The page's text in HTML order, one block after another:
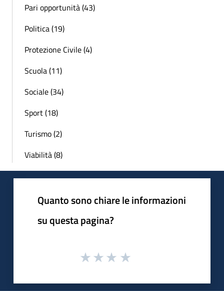
Pari opportunità (43)
Politica (19)
Protezione Civile (4)
Scuola (11)
Sociale (34)
Sport (18)
Turismo (2)
Viabilità (8)
Quanto sono chiare le informazioni
su questa pagina?